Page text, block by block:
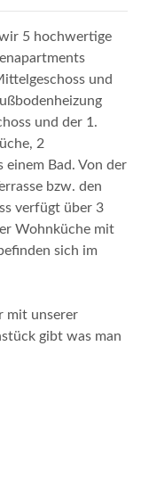
5 hochwertige
und
und der 1.
2
einem Bad. Von der
bzw. den
verfügt über 3
Wohnküche mit
sich im
mit unserer
gibt was man